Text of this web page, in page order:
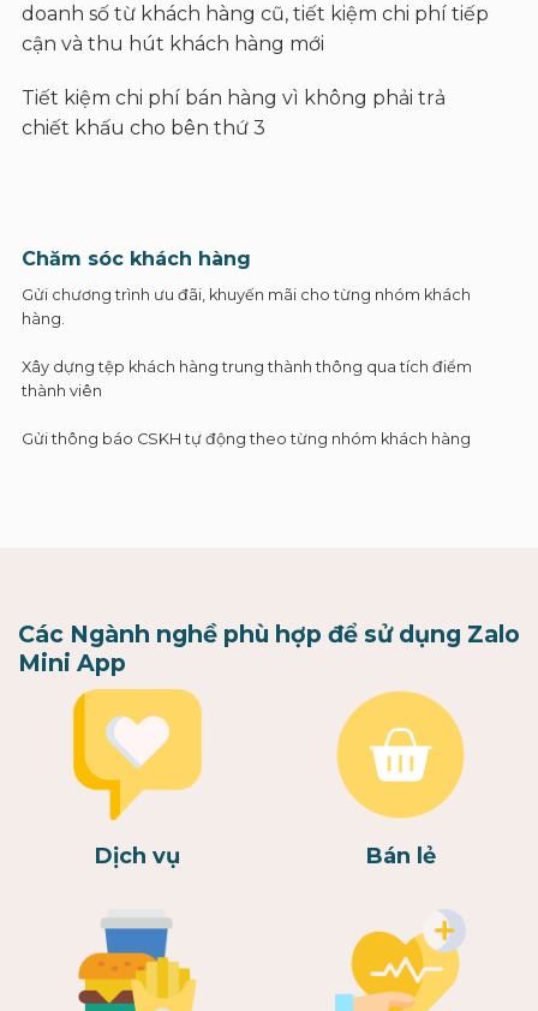
doanh số từ khách hàng cũ, tiết kiệm chi phí tiếp
cận và thu hút khách hàng mới
Tiết kiệm chi phí bán hàng vì không phải trả
chiết khấu cho bên thứ 3
Chăm sóc khách hàng
Gửi chương trình ưu đãi, khuyến mãi cho từng nhóm khách
hàng.
Xây dựng tệp khách hàng trung thành thông qua tích điểm
thành viên
Gửi thông báo CSKH tự động theo từng nhóm khách hàng
Các Ngành nghề phù hợp để sử dụng Zalo
Mini App
Dịch vụ Bán lẻ